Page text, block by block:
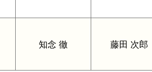
知念 徹 藤田 次郎